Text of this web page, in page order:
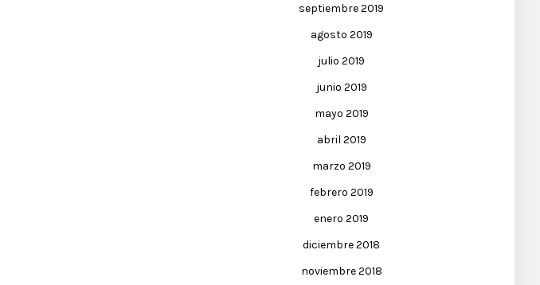
septiembre 2019
agosto 2019
julio 2019
junio 2019
mayo 2019
abril 2019
marzo 2019
febrero 2019
enero 2019
diciembre 2018
noviembre 2018